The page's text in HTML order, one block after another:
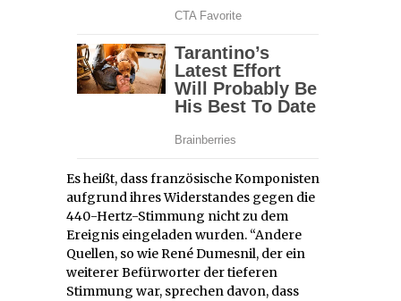
Es heißt, dass französische Komponisten
aufgrund ihres Widerstandes gegen die
440-Hertz-Stimmung nicht zu dem
Ereignis eingeladen wurden. “Andere
Quellen, so wie René Dumesnil, der ein
weiterer Befürworter der tieferen
Stimmung war, sprechen davon, dass